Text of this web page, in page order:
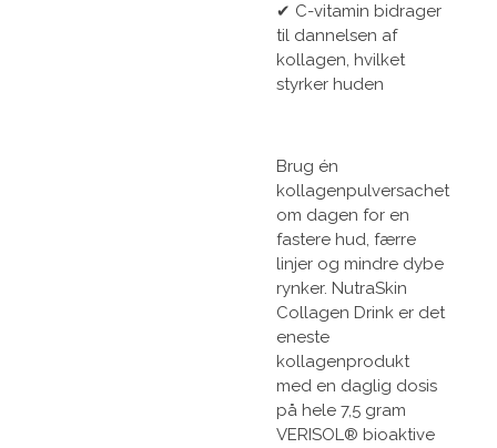
✔ C-vitamin bidrager
til dannelsen af
kollagen, hvilket
styrker huden
Brug én
kollagenpulversachet
om dagen for en
fastere hud, færre
linjer og mindre dybe
rynker. NutraSkin
Collagen Drink er det
eneste
kollagenprodukt
med en daglig dosis
på hele 7,5 gram
VERISOL® bioaktive